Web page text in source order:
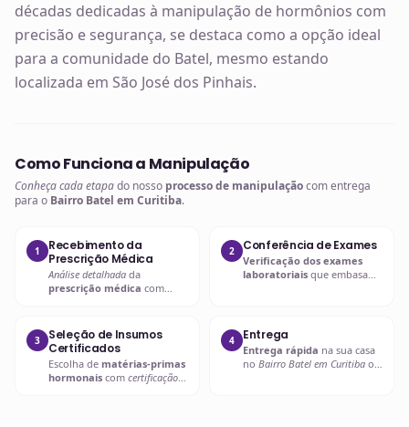
décadas dedicadas à manipulação de hormônios com
precisão e segurança, se destaca como a opção ideal
para a comunidade do Batel, mesmo estando
localizada em São José dos Pinhais.
Como Funciona a Manipulação
Conheça cada etapado nosso processo de manipulaçãocom entrega
para o Bairro Batel em Curitiba.
1
Recebimento da
Prescrição Médica
Análise detalhada da
prescrição médica com
2 Conferência de Exames
Verificação dos exames
laboratoriais que embasam
3
Seleção de Insumos
Certificados
Escolha de matérias-primas
hormonais com certificação
4 Entrega
Entrega rápida na sua casa
no Bairro Batel em Curitiba ou